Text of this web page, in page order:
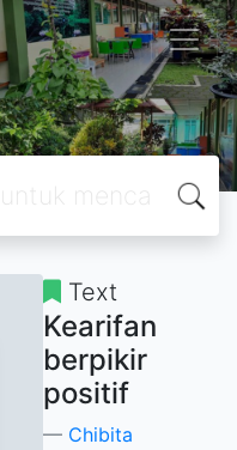
Text
Kearifan
berpikir
positif
Chibita